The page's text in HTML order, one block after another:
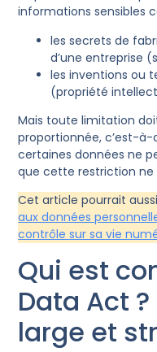
informations sensibles
les secrets de
d’une entreprise
les inventions ou
(propriété
Mais toute limitation
proportionnée, c’est-à-
certaines données ne
que cette restriction ne
Cet article pourrait
aux données
contrôle sur sa vie
Qui est
Data Act
large et